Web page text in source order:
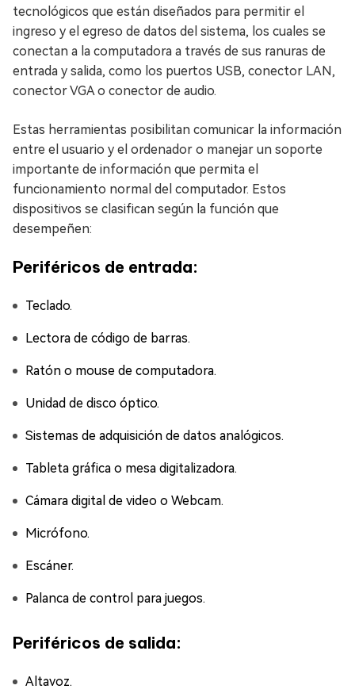
tecnológicos que están diseñados para permitir el
ingreso y el egreso de datos del sistema, los cuales se
conectan a la computadora a través de sus ranuras de
entrada y salida, como los puertos USB, conector LAN,
conector VGA o conector de audio.
Estas herramientas posibilitan comunicar la información
entre el usuario y el ordenador o manejar un soporte
importante de información que permita el
funcionamiento normal del computador. Estos
dispositivos se clasifican según la función que
desempeñen:
Periféricos de entrada:
Teclado.
Lectora de código de barras.
Ratón o mouse de computadora.
Unidad de disco óptico.
Sistemas de adquisición de datos analógicos.
Tableta gráfica o mesa digitalizadora.
Cámara digital de video o Webcam.
Micrófono.
Escáner.
Palanca de control para juegos.
Periféricos de salida:
Altavoz.